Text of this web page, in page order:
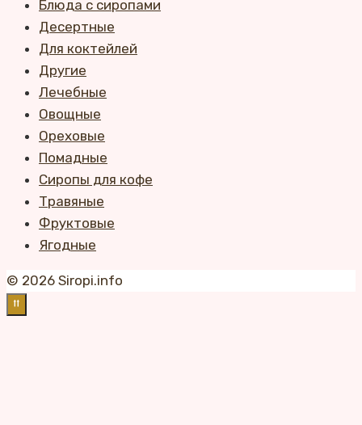
Блюда с сиропами
Десертные
Для коктейлей
Другие
Лечебные
Овощные
Ореховые
Помадные
Сиропы для кофе
Травяные
Фруктовые
Ягодные
© 2026 Siropi.info